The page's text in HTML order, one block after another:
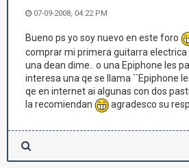
07-09-2008, 04:22 PM
Bueno ps yo soy nuevo en este foro
comprar mi primera guitarra
una dean dime.. o una Epiphone les
interesa una qe se llama ``Epiphone
qe en internet ai algunas con dos
la recomiendan
agradesco su